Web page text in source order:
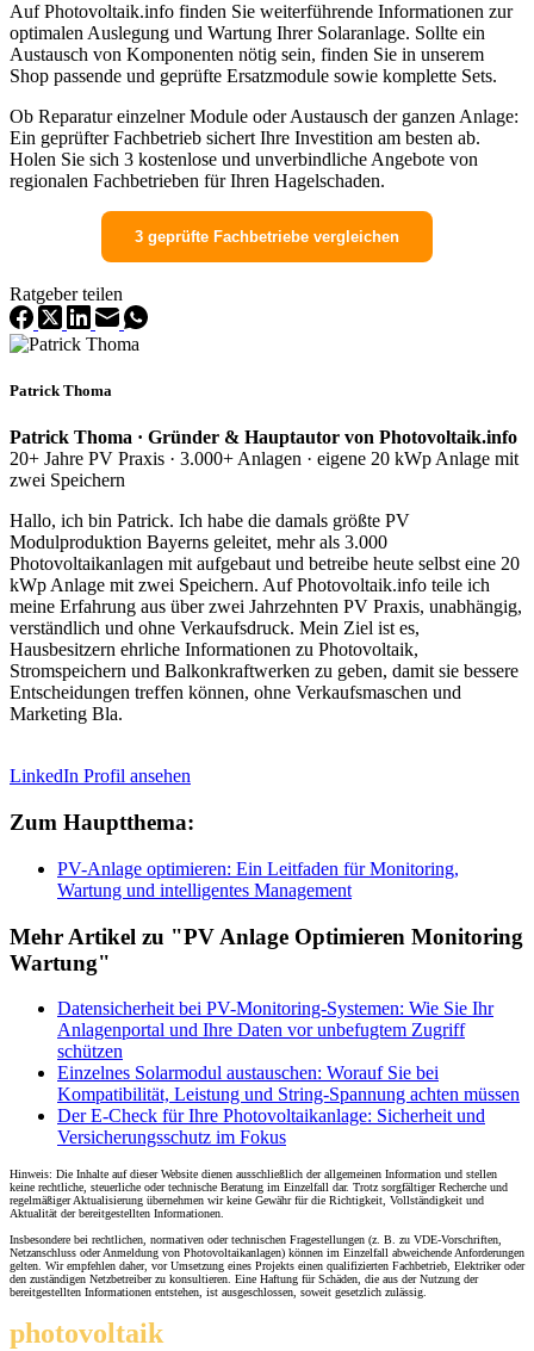
Auf Photovoltaik.info finden Sie weiterführende Informationen zur
optimalen Auslegung und Wartung Ihrer Solaranlage. Sollte ein
Austausch von Komponenten nötig sein, finden Sie in unserem
Shop passende und geprüfte Ersatzmodule sowie komplette Sets.
Ob Reparatur einzelner Module oder Austausch der ganzen Anlage:
Ein geprüfter Fachbetrieb sichert Ihre Investition am besten ab.
Holen Sie sich 3 kostenlose und unverbindliche Angebote von
regionalen Fachbetrieben für Ihren Hagelschaden.
3 geprüfte Fachbetriebe vergleichen
Ratgeber teilen
Patrick Thoma
Patrick Thoma · Gründer & Hauptautor von Photovoltaik.info
20+ Jahre PV Praxis · 3.000+ Anlagen · eigene 20 kWp Anlage mit
zwei Speichern
Hallo, ich bin Patrick. Ich habe die damals größte PV
Modulproduktion Bayerns geleitet, mehr als 3.000
Photovoltaikanlagen mit aufgebaut und betreibe heute selbst eine 20
kWp Anlage mit zwei Speichern. Auf Photovoltaik.info teile ich
meine Erfahrung aus über zwei Jahrzehnten PV Praxis, unabhängig,
verständlich und ohne Verkaufsdruck. Mein Ziel ist es,
Hausbesitzern ehrliche Informationen zu Photovoltaik,
Stromspeichern und Balkonkraftwerken zu geben, damit sie bessere
Entscheidungen treffen können, ohne Verkaufsmaschen und
Marketing Bla.
LinkedIn Profil ansehen
Zum Hauptthema:
PV-Anlage optimieren: Ein Leitfaden für Monitoring,
Wartung und intelligentes Management
Mehr Artikel zu "PV Anlage Optimieren Monitoring
Wartung"
Datensicherheit bei PV-Monitoring-Systemen: Wie Sie Ihr
Anlagenportal und Ihre Daten vor unbefugtem Zugriff
schützen
Einzelnes Solarmodul austauschen: Worauf Sie bei
Kompatibilität, Leistung und String-Spannung achten müssen
Der E-Check für Ihre Photovoltaikanlage: Sicherheit und
Versicherungsschutz im Fokus
Hinweis: Die Inhalte auf dieser Website dienen ausschließlich der allgemeinen Information und stellen
keine rechtliche, steuerliche oder technische Beratung im Einzelfall dar. Trotz sorgfältiger Recherche und
regelmäßiger Aktualisierung übernehmen wir keine Gewähr für die Richtigkeit, Vollständigkeit und
Aktualität der bereitgestellten Informationen.
Insbesondere bei rechtlichen, normativen oder technischen Fragestellungen (z. B. zu VDE-Vorschriften,
Netzanschluss oder Anmeldung von Photovoltaikanlagen) können im Einzelfall abweichende Anforderungen
gelten. Wir empfehlen daher, vor Umsetzung eines Projekts einen qualifizierten Fachbetrieb, Elektriker oder
den zuständigen Netzbetreiber zu konsultieren. Eine Haftung für Schäden, die aus der Nutzung der
bereitgestellten Informationen entstehen, ist ausgeschlossen, soweit gesetzlich zulässig.
photovoltaik.info